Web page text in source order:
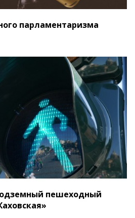
парламентаризма
пешеходный